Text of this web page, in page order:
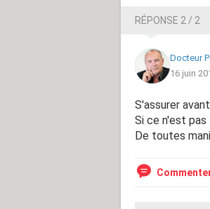
RÉPONSE 2 / 2
Docteur
16 juin
S'assurer
Si ce n'est pas
De toutes